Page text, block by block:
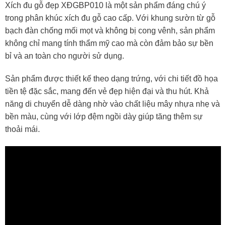
Xích đu gỗ đẹp XĐGBP010 là một sản phẩm đáng chú ý
trong phân khúc xích đu gỗ cao cấp. Với khung sườn từ gỗ
bạch đàn chống mối mọt và không bị cong vênh, sản phẩm
không chỉ mang tính thẩm mỹ cao mà còn đảm bảo sự bền
bỉ và an toàn cho người sử dụng.
Sản phẩm được thiết kế theo dạng trứng, với chi tiết đồ họa
tiền tệ đặc sắc, mang đến vẻ đẹp hiện đại và thu hút. Khả
năng di chuyển dễ dàng nhờ vào chất liệu mây nhựa nhẹ và
bền màu, cùng với lớp đệm ngồi dày giúp tăng thêm sự
thoải mái.